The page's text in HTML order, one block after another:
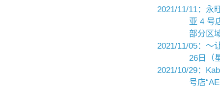
2021/11/11：永
亚 4 号
部分区
2021/11/05：～
26日（
2021/10/29：
号店